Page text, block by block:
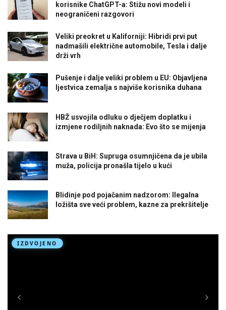
korisnike ChatGPT-a: Stižu novi modeli i
neograničeni razgovori
Veliki preokret u Kaliforniji: Hibridi prvi put
nadmašili električne automobile, Tesla i dalje
drži vrh
Pušenje i dalje veliki problem u EU: Objavljena
ljestvica zemalja s najviše korisnika duhana
HBŽ usvojila odluku o dječjem doplatku i
izmjene rodiljnih naknada: Evo što se mijenja
Strava u BiH: Supruga osumnjičena da je ubila
muža, policija pronašla tijelo u kući
Blidinje pod pojačanim nadzorom: Ilegalna
ložišta sve veći problem, kazne za prekršitelje